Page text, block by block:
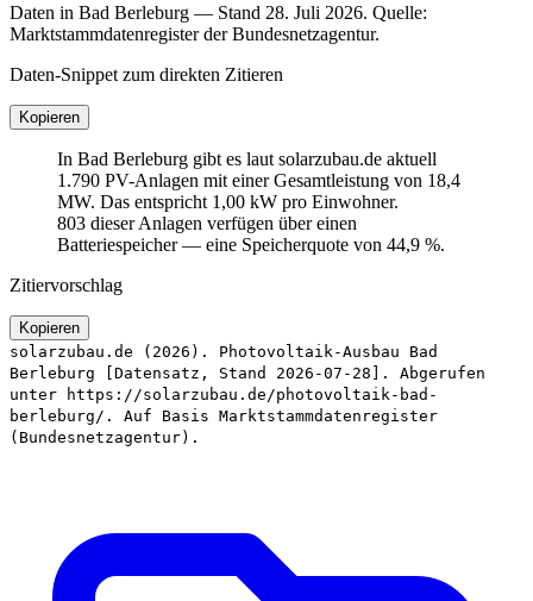
Daten in Bad Berleburg — Stand 28. Juli 2026. Quelle:
Marktstammdatenregister der Bundesnetzagentur.
Daten-Snippet zum direkten Zitieren
Kopieren
In Bad Berleburg gibt es laut solarzubau.de aktuell
1.790 PV-Anlagen mit einer Gesamtleistung von 18,4
MW. Das entspricht 1,00 kW pro Einwohner.
803 dieser Anlagen verfügen über einen
Batteriespeicher — eine Speicherquote von 44,9 %.
Zitiervorschlag
Kopieren
solarzubau.de (2026). Photovoltaik-Ausbau Bad
Berleburg [Datensatz, Stand 2026-07-28]. Abgerufen
unter https://solarzubau.de/photovoltaik-bad-
berleburg/. Auf Basis Marktstammdatenregister
(Bundesnetzagentur).